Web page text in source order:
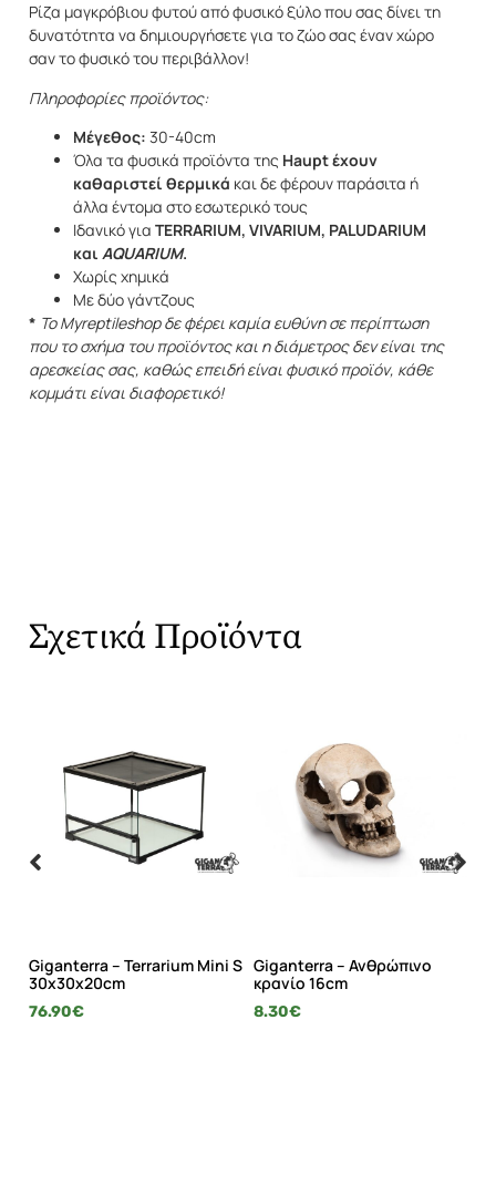
Ρίζα μαγκρόβιου φυτού από φυσικό ξύλο που σας δίνει τη
δυνατότητα να δημιουργήσετε για το ζώο σας έναν χώρο
σαν το φυσικό του περιβάλλον!
Πληροφορίεςπροϊόντος:
Μέγεθος: 30-40cm
Όλα τα φυσικά προϊόντα της Hauptέχουν
καθαριστεί θερμικά και δε φέρουν παράσιτα ή
άλλα έντομα στο εσωτερικό τους
Ιδανικό για TERRARIUM, VIVARIUM, PALUDARIUM
και AQUARIUM.
Χωρίς χημικά
Με δύο γάντζους
* Το Myreptileshop δε φέρει καμία ευθύνη σε περίπτωση
που το σχήμα του προϊόντος και η διάμετρος δεν είναι της
αρεσκείας σας, καθώς επειδή είναι φυσικό προϊόν, κάθε
κομμάτι είναι διαφορετικό!
Σχετικά Προϊόντα
Giganterra – Terrarium Mini S
30x30x20cm
76.90€
Giganterra – Ανθρώπινο
κρανίο 16cm
8.30€